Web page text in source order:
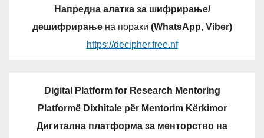
Напредна алатка за шифрирање/
дешифрирањена пораки (WhatsApp, Viber)
https://decipher.free.nf
Digital Platform for Research Mentoring
Platformë Dixhitale për Mentorim Kërkimor
Дигитална платформа за менторство на